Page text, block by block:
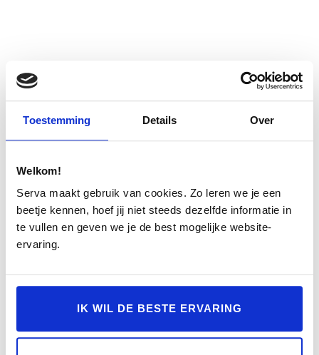
Toestemming Details Over
Welkom!
Serva maakt gebruik van cookies. Zo leren we je een
beetje kennen, hoef jij niet steeds dezelfde informatie in
te vullen en geven we je de best mogelijke website-
ervaring.
IK WIL DE BESTE ERVARING
Snel en vakkundig geholpen
Volvo extended warranty dekt de kosten van de te vervangen
onderdelen (m.u.v. slijtagegevoelige onderdelen) en de
bijbehorende werkuren. Serva zorgt voor een snelle,
gespecialiseerde technicus werkt aan uw auto en er worden
in optimale conditie.